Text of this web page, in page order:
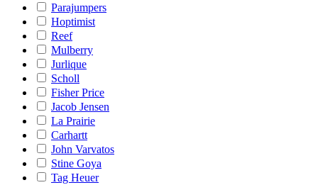
Parajumpers
Hoptimist
Reef
Mulberry
Jurlique
Scholl
Fisher Price
Jacob Jensen
La Prairie
Carhartt
John Varvatos
Stine Goya
Tag Heuer